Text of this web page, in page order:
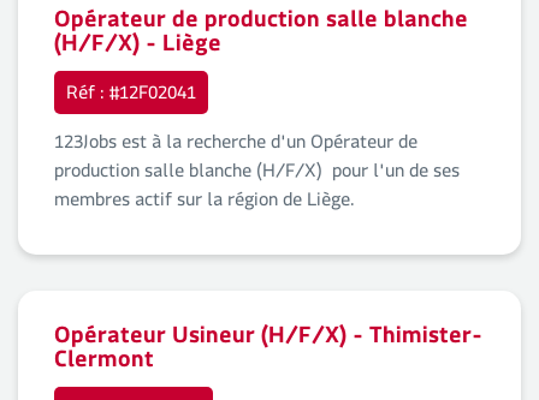
Opérateur de production salle blanche
(H/F/X) - Liège
Réf : #12F02041
123Jobs est à la recherche d'un Opérateur de
production salle blanche (H/F/X) pour l'un de ses
membres actif sur la région de Liège.
Opérateur Usineur (H/F/X) - Thimister-
Clermont